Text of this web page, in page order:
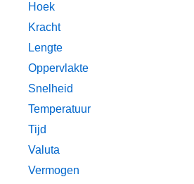
Hoek
Kracht
Lengte
Oppervlakte
Snelheid
Temperatuur
Tijd
Valuta
Vermogen